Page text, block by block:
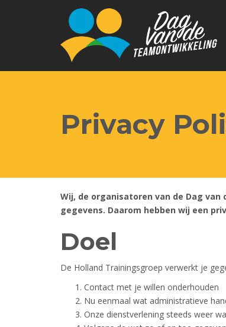
Privacy
Wij, de organisatoren van de Dag
gegevens. Daarom hebben wij een
Doel
De Holland Trainingsgroep verwerkt je
Contact met je willen onderhouden
Nu eenmaal wat administratieve
Onze dienstverlening steeds weer